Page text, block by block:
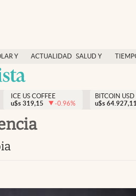
Y
ACTUALIDAD SALUD Y
México
ICE US COFFEE
u$s 319,15 -0.96%
BITCOIN USD
u$s